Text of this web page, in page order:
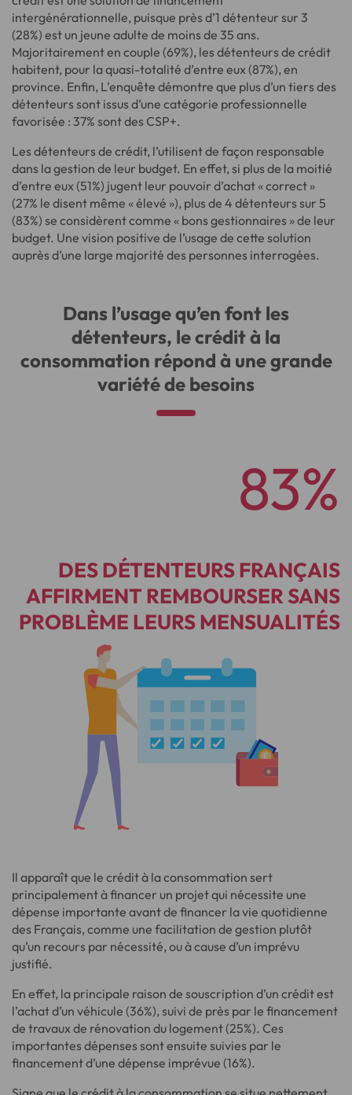
intergénérationnelle, puisque près d’1 détenteur sur 3
(28%) est un jeune adulte de moins de 35 ans.
Majoritairement en couple (69%), les détenteurs de crédit
habitent, pour la quasi-totalité d’entre eux (87%), en
province. Enfin, L’enquête démontre que plus d’un tiers des
détenteurs sont issus d’une catégorie professionnelle
favorisée : 37% sont des CSP+.
Les détenteurs de crédit, l’utilisent de façon responsable
dans la gestion de leur budget. En effet, si plus de la moitié
d’entre eux (51%) jugent leur pouvoir d’achat « correct »
(27% le disent même « élevé »), plus de 4 détenteurs sur 5
(83%) se considèrent comme « bons gestionnaires » de leur
budget. Une vision positive de l’usage de cette solution
auprès d’une large majorité des personnes interrogées.
Dans l’usage qu’en font les
détenteurs, le crédit à la
consommation répond à une grande
variété de besoins
83%
DES DÉTENTEURS FRANÇAIS
AFFIRMENT REMBOURSER SANS
PROBLÈME LEURS MENSUALITÉS
Il apparaît que le crédit à la consommation sert
principalement à financer un projet qui nécessite une
dépense importante avant de financer la vie quotidienne
des Français, comme une facilitation de gestion plutôt
qu’un recours par nécessité, ou à cause d’un imprévu
justifié.
En effet, la principale raison de souscription d’un crédit est
l’achat d’un véhicule (36%), suivi de près par le financement
de travaux de rénovation du logement (25%). Ces
importantes dépenses sont ensuite suivies par le
financement d’une dépense imprévue (16%).